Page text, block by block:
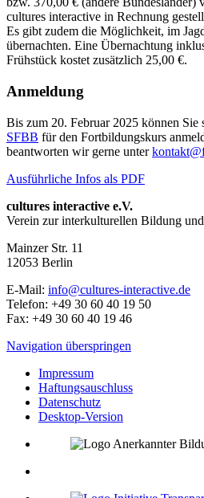
cultures interactive in Rechnung
Es gibt zudem die Möglichkeit, im
übernachten. Eine Übernachtung
Frühstück kostet zusätzlich 25,00 €.
Anmeldung
Bis zum 20. Februar 2025 können Sie
SFBB für den Fortbildungskurs
beantworten wir gerne unter
Ausführliche Infos als PDF
cultures interactive e.V.
Verein zur interkulturellen Bildung
Mainzer Str. 11
12053 Berlin
E-Mail: info@cultures-interactive.de
Telefon: +49 30 60 40 19 50
Fax: +49 30 60 40 19 46
Navigation überspringen
Impressum
Haftungsauschluss
Datenschutz
Desktop-Version